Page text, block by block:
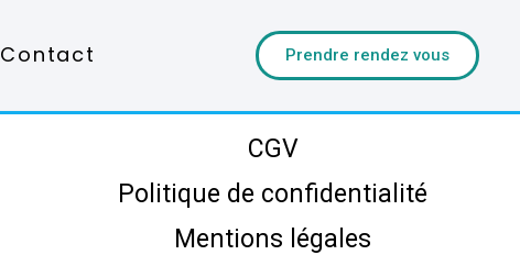
Contact Prendre rendez vous
CGV
Politique de confidentialité
Mentions légales